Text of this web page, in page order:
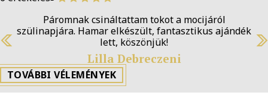
Páromnak csináltattam tokot a mocijáról
szülinapjára. Hamar elkészült, fantasztikus ajándék
lett, köszönjük!
Lilla Debreczeni
Previous
TOVÁBBI VÉLEMÉNYEK